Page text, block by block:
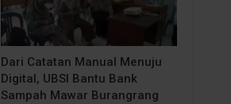
Dari Catatan Manual Menuju
Digital, UBSI Bantu Bank
Sampah Mawar Burangrang